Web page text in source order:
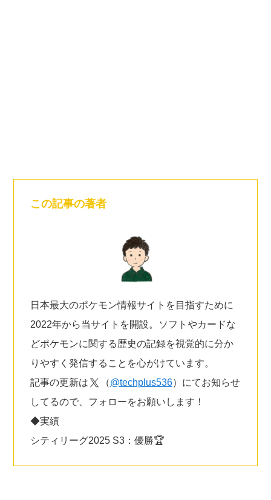
この記事の著者
日本最大のポケモン情報サイトを目指すために
2022年から当サイトを開設。ソフトやカードな
どポケモンに関する歴史の記録を視覚的に分か
りやすく発信することを心がけています。
記事の更新は
（@techplus536）にてお知らせ
してるので、フォローをお願いします！
◆実績
シティリーグ2025 S3：優勝🏆